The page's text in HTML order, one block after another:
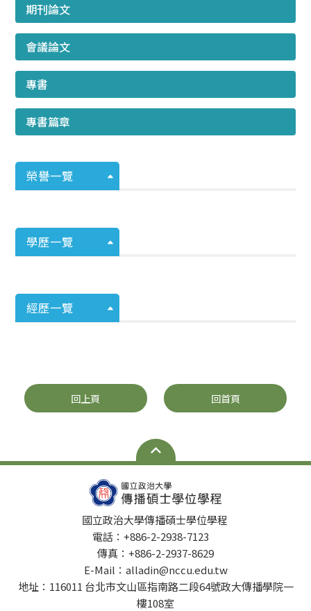
期刊論文
會議論文
專書
專書篇章
榮譽一覽
學歷一覽
經歷一覽
回上頁 回首頁
國立政治大學傳播碩士學位學程
電話：+886-2-2938-7123
傳真：+886-2-2937-8629
E-Mail：alladin@nccu.edu.tw
地址：116011 台北市文山區指南路二段64號政大傳播學院一
樓108室